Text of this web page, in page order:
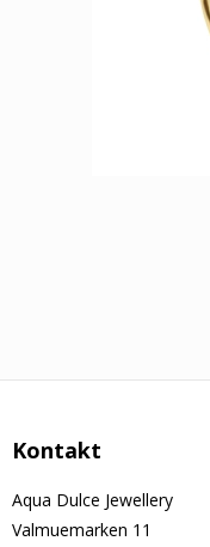
Kontakt
Aqua Dulce Jewellery
Valmuemarken 11